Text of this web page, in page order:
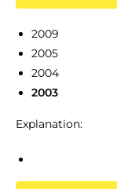
2009
2005
2004
2003
Explanation: